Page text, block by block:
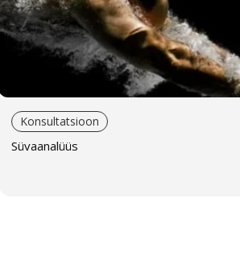
Konsultatsioon
Süvaanalüüs